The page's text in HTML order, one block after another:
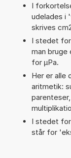
I
udelades i
skrives
I stedet
man
for µPa.
Her er alle
aritmetik:
I stedet for
står for